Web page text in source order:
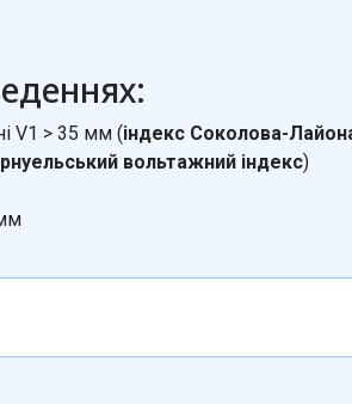
V1 > 35 мм (індекс Соколова-
вольтажний індекс)